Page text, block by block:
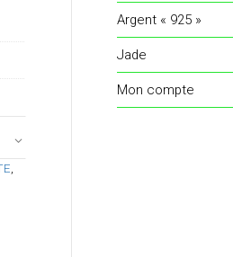
Argent « 925 »
Jade
Mon compte